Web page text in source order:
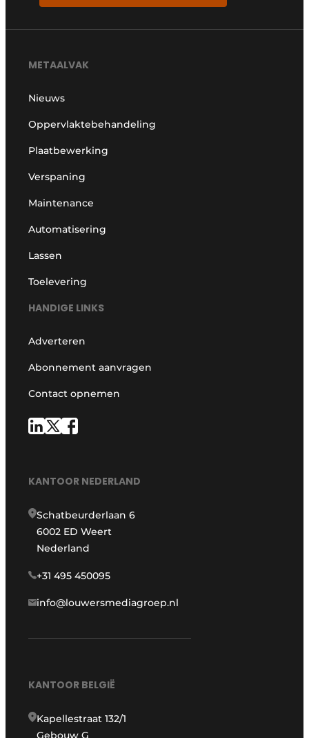
METAALVAK
Nieuws
Oppervlaktebehandeling
Plaatbewerking
Verspaning
Maintenance
Automatisering
Lassen
Toelevering
HANDIGE LINKS
Adverteren
Abonnement aanvragen
Contact opnemen
KANTOOR NEDERLAND
Schatbeurderlaan 6
6002 ED Weert
Nederland
+31 495 450095
info@louwersmediagroep.nl
KANTOOR BELGIË
Kapellestraat 132/1